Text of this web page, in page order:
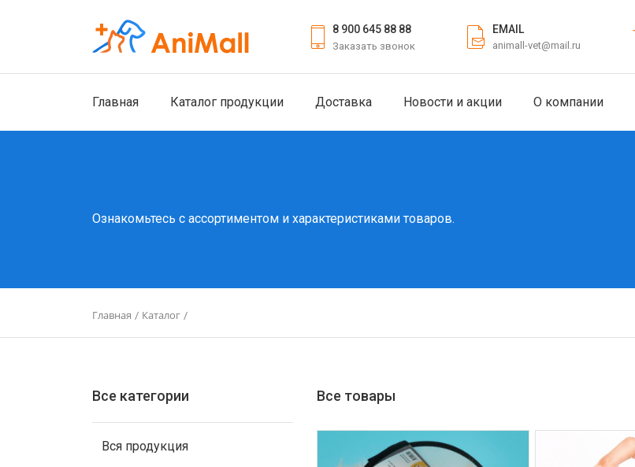
8 900 645 88 88
Заказать звонок
EMAIL
animall-vet@mail.ru
Главная Каталог продукции Доставка Новости и акции О компании
Ознакомьтесь с ассортиментом и характеристиками товаров.
Главная / Каталог /
Все категории
Вся продукция
Все товары